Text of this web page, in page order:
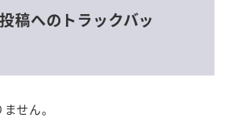
稿へのトラックバッ
せん。